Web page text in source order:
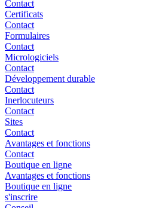
Contact
Certificats
Contact
Formulaires
Contact
Micrologiciels
Contact
Développement durable
Contact
Inerlocuteurs
Contact
Sites
Contact
Avantages et fonctions
Contact
Boutique en ligne
Avantages et fonctions
Boutique en ligne
s'inscrire